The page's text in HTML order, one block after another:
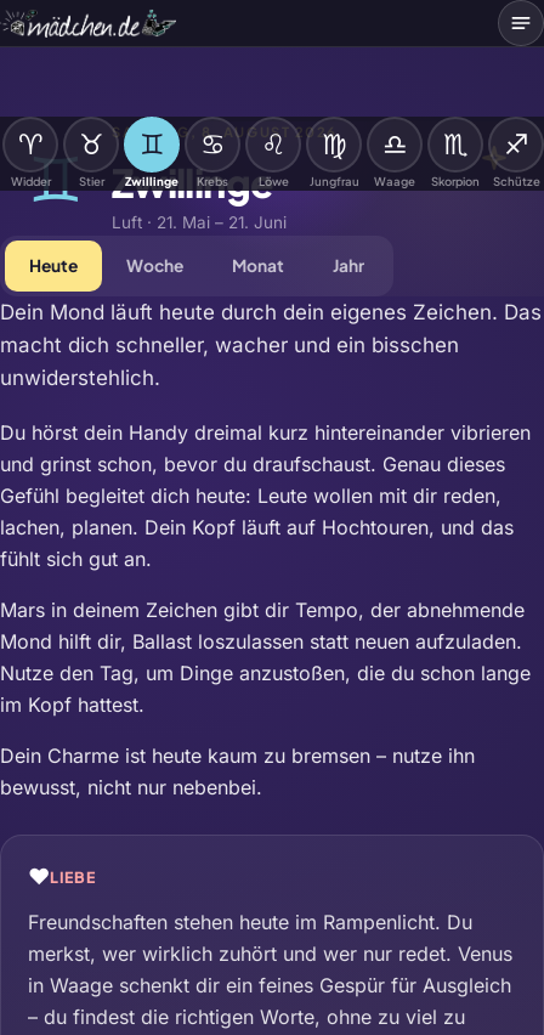
♈
Widder
♉
Stier
♊
Zwillinge
♋
Krebs
♌
Löwe
♍
Jungfrau
♎
Waage
♏
Skorpion
♐
Schütze
♊
SAMSTAG, 8. AUGUST 2026
Zwillinge
Luft · 21. Mai – 21. Juni
Heute Woche Monat Jahr
Dein Mond läuft heute durch dein eigenes Zeichen. Das
macht dich schneller, wacher und ein bisschen
unwiderstehlich.
Du hörst dein Handy dreimal kurz hintereinander vibrieren
und grinst schon, bevor du draufschaust. Genau dieses
Gefühl begleitet dich heute: Leute wollen mit dir reden,
lachen, planen. Dein Kopf läuft auf Hochtouren, und das
fühlt sich gut an.
Mars in deinem Zeichen gibt dir Tempo, der abnehmende
Mond hilft dir, Ballast loszulassen statt neuen aufzuladen.
Nutze den Tag, um Dinge anzustoßen, die du schon lange
im Kopf hattest.
Dein Charme ist heute kaum zu bremsen – nutze ihn
bewusst, nicht nur nebenbei.
❤️LIEBE
Freundschaften stehen heute im Rampenlicht. Du
merkst, wer wirklich zuhört und wer nur redet. Venus
in Waage schenkt dir ein feines Gespür für Ausgleich
– du findest die richtigen Worte, ohne zu viel zu